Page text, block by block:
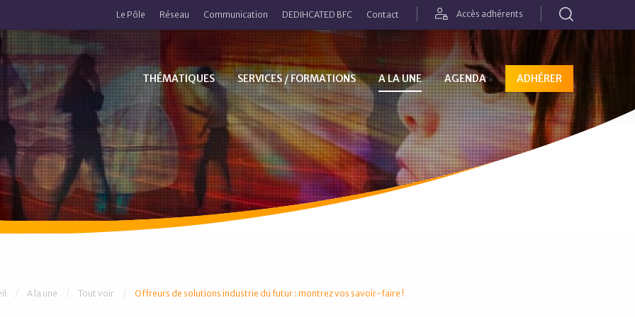
Le Pôle Réseau Communication DEDIHCATED BFC Contact Accès adhérents
THÉMATIQUES SERVICES / FORMATIONS A LA UNE AGENDA ADHÉRER
êtes ici :
A la une Tout voir Offreurs de solutions industrie du futur : montrez vos savoir-faire !